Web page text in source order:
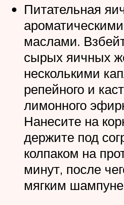
Питательная
ароматическими
маслами.
сырых яичных
несколькими
репейного и
лимонного
Нанесите на
держите под
колпаком на
минут, после
мягким